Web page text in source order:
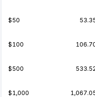
$50
$100
$500
$1,000